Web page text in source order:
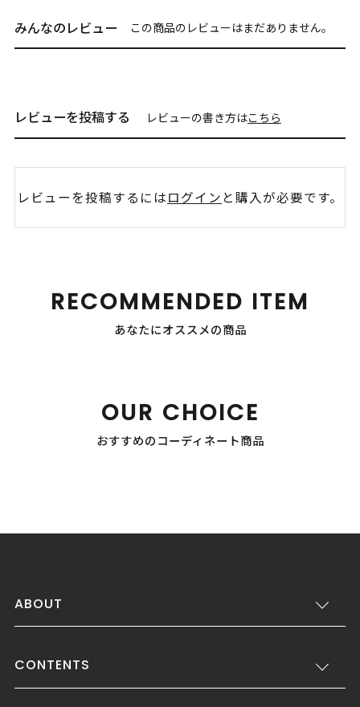
みんなのレビュー この商品のレビューはまだありません。
レビューを投稿する レビューの書き方はこちら
レビューを投稿するにはログイン と購入が必要です。
RECOMMENDED ITEM
あなたにオススメの商品
OUR CHOICE
おすすめのコーディネート商品
ABOUT
CONTENTS